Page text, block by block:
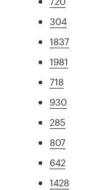
304
1837
1981
718
930
285
807
642
1428